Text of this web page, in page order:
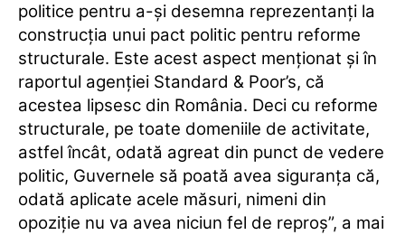
politice pentru a-şi desemna reprezentanţi la
construcţia unui pact politic pentru reforme
structurale. Este acest aspect menţionat şi în
raportul agenţiei Standard & Poor’s, că
acestea lipsesc din România. Deci cu reforme
structurale, pe toate domeniile de activitate,
astfel încât, odată agreat din punct de vedere
politic, Guvernele să poată avea siguranţa că,
odată aplicate acele măsuri, nimeni din
opoziţie nu va avea niciun fel de reproş”, a mai